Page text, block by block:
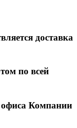
доставка
по всей
Компании